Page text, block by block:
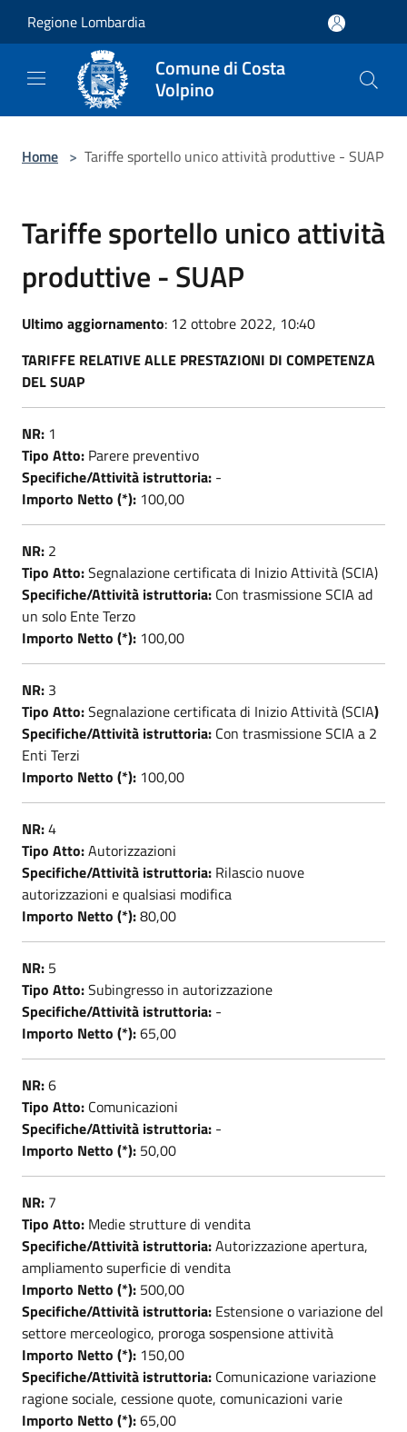
Regione Lombardia
Comune di Costa
Volpino
Home > Tariffe sportello unico attività produttive - SUAP
Tariffe sportello unico attività
produttive - SUAP
Ultimo aggiornamento: 12 ottobre 2022, 10:40
TARIFFE RELATIVE ALLE PRESTAZIONI DI COMPETENZA
DEL SUAP
NR: 1
Tipo Atto: Parere preventivo
Specifiche/Attività istruttoria: -
Importo Netto (*): 100,00
NR: 2
Tipo Atto:Segnalazione certificata di Inizio Attività (SCIA)
Specifiche/Attività istruttoria: Con trasmissione SCIA ad
un solo Ente Terzo
Importo Netto (*): 100,00
NR: 3
Tipo Atto:Segnalazione certificata di Inizio Attività (SCIA)
Specifiche/Attività istruttoria: Con trasmissione SCIA a 2
Enti Terzi
Importo Netto (*): 100,00
NR:4
Tipo Atto:Autorizzazioni
Specifiche/Attività istruttoria: Rilascio nuove
autorizzazioni e qualsiasi modifica
Importo Netto (*):80,00
NR: 5
Tipo Atto:Subingresso in autorizzazione
Specifiche/Attività istruttoria: -
Importo Netto (*):65,00
NR:6
Tipo Atto: Comunicazioni
Specifiche/Attività istruttoria: -
Importo Netto (*): 50,00
NR: 7
Tipo Atto: Medie strutture di vendita
Specifiche/Attività istruttoria:Autorizzazione apertura,
ampliamento superficie di vendita
Importo Netto (*): 500,00
Specifiche/Attività istruttoria: Estensione o variazione del
settore merceologico, proroga sospensione attività
Importo Netto (*): 150,00
Specifiche/Attività istruttoria: Comunicazione variazione
ragione sociale, cessione quote, comunicazioni varie
Importo Netto (*):65,00